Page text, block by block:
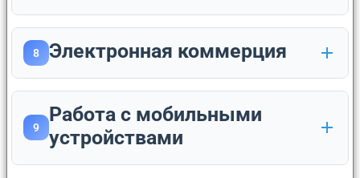
8 Электронная коммерция
9
Работа с мобильными
устройствами